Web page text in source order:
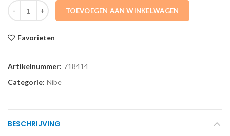
was:
€945,01.
is:
718414 Print tbv F2040 AA23 Nibe aantal
TOEVOEGEN AAN WINKELWAGEN
Favorieten
Artikelnummer: 718414
Categorie: Nibe
BESCHRIJVING